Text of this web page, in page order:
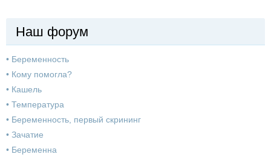
Наш форум
• Беременность
• Кому помогла?
• Кашель
• Температура
• Беременность, первый скрининг
• Зачатие
• Беременна